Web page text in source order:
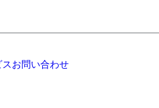
お問い合わせ